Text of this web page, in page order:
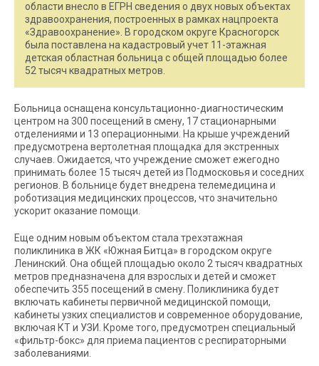
области внесло в ЕГРН сведения о двух новых объектах
здравоохранения, построенных в рамках нацпроекта
«Здравоохранение». В городском округе Красногорск
была поставлена на кадастровый учет 11-этажная
детская областная больница с общей площадью более
52 тысяч квадратных метров.
Больница оснащена консультационно-диагностическим
центром на 300 посещений в смену, 17 стационарными
отделениями и 13 операционными. На крыше учреждений
предусмотрена вертолетная площадка для экстренных
случаев. Ожидается, что учреждение сможет ежегодно
принимать более 15 тысяч детей из Подмосковья и соседних
регионов. В больнице будет внедрена телемедицина и
роботизация медицинских процессов, что значительно
ускорит оказание помощи.
Еще одним новым объектом стала трехэтажная
поликлиника в ЖК «Южная Битца» в городском округе
Ленинский. Она общей площадью около 2 тысяч квадратных
метров предназначена для взрослых и детей и сможет
обеспечить 355 посещений в смену. Поликлиника будет
включать кабинеты первичной медицинской помощи,
кабинеты узких специалистов и современное оборудование,
включая КТ и УЗИ. Кроме того, предусмотрен специальный
«фильтр-бокс» для приема пациентов с респираторными
заболеваниями.